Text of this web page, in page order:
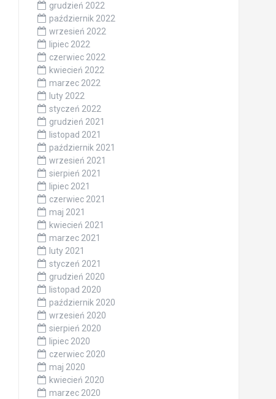
grudzień 2022
październik 2022
wrzesień 2022
lipiec 2022
czerwiec 2022
kwiecień 2022
marzec 2022
luty 2022
styczeń 2022
grudzień 2021
listopad 2021
październik 2021
wrzesień 2021
sierpień 2021
lipiec 2021
czerwiec 2021
maj 2021
kwiecień 2021
marzec 2021
luty 2021
styczeń 2021
grudzień 2020
listopad 2020
październik 2020
wrzesień 2020
sierpień 2020
lipiec 2020
czerwiec 2020
maj 2020
kwiecień 2020
marzec 2020